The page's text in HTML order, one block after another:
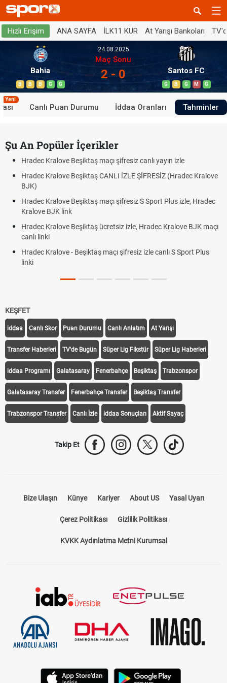
Hızlı Erişim ANA SAYFA İLK11 KUR At Yarışı Bankoları
Bahia
B B B G G
24.08.2025
Maç Sonu
2 - 0 Santos FC
G B G M G
Yeni
Canlı Puan Durumu İddaa Oranları Tahminler
Şu An Popüler İçerikler
Hradec Kralove Beşiktaş maçı şifresiz canlı yayın izle
Hradec Kralove Beşiktaş CANLI İZLE ŞİFRESİZ (Hradec Kralove
BJK)
Hradec Kralove Beşiktaş maçı şifresiz S Sport Plus izle, Hradec
Kralove BJK link
Hradec Kralove Beşiktaş ücretsiz izle, Hradec Kralove BJK maçı
canlı linki
Hradec Kralove - Beşiktaş maçı şifresiz izle canlı S Sport Plus
linki
KEŞFET
iddaa Canlı Skor Puan Durumu Canlı Anlatım At Yarışı
Transfer Haberleri TV'de Bugün Süper Lig Fikstür Süper Lig Haberleri
iddaa Programı Galatasaray Fenerbahçe Beşiktaş Trabzonspor
Galatasaray Transfer Fenerbahçe Transfer Beşiktaş Transfer
Trabzonspor Transfer Canlı İzle iddaa Sonuçları Aktif Sayaç
Takip Et
Bize Ulaşın Künye Kariyer About US Yasal Uyarı
Çerez Politikası Gizlilik Politikası
KVKK Aydınlatma Metni Kurumsal